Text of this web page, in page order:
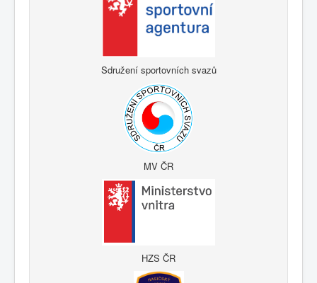
Sdružení sportovních svazů
MV ČR
HZS ČR